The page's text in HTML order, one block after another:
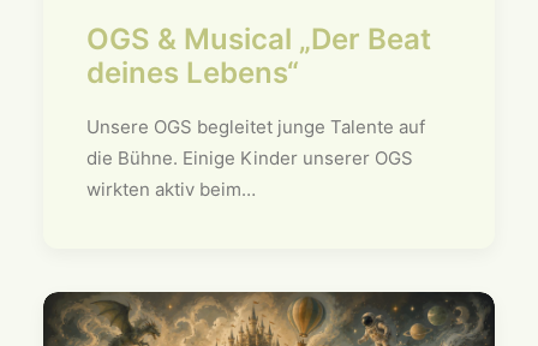
OGS & Musical „Der Beat
deines Lebens“
Unsere OGS begleitet junge Talente auf
die Bühne. Einige Kinder unserer OGS
wirkten aktiv beim…